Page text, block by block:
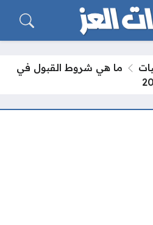
ما هي شروط القبول في